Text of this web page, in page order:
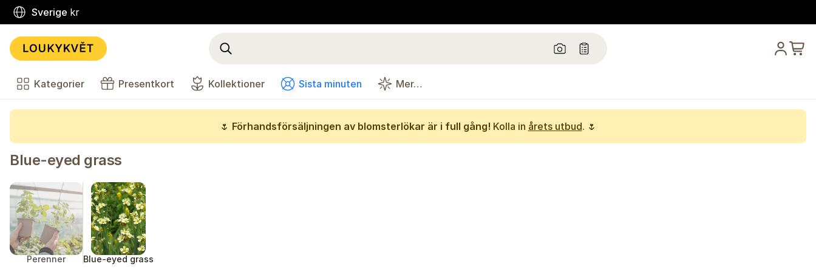
Sverige kr
Kategorier Presentkort Kollektioner Sista minuten Mer…
🌷 Förhandsförsäljningen av blomsterlökar är i full gång! Kolla in årets utbud. 🌷
Blue-eyed grass
Perenner Blue-eyed grass